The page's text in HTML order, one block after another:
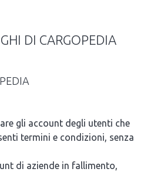
DI CARGOPEDIA
gli account degli utenti che
termini e condizioni, senza
di aziende in fallimento,